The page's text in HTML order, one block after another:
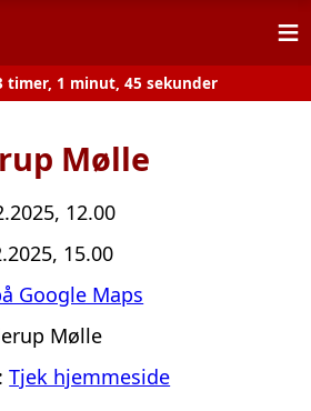
≡
timer, 1 minut, 45 sekunder
Mølle
12.00
15.00
Google Maps
Mølle
:Tjek hjemmeside